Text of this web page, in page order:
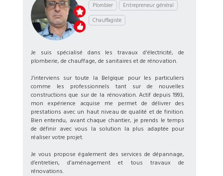
Plombier
Entrepreneur général
Chauffagiste
Je suis spécialisé dans les travaux d'électricité, de
plomberie, de chauffage, de sanitaires et de rénovation.
J’interviens sur toute la Belgique pour les particuliers
comme les professionnels tant sur de nouvelles
constructions que sur de la rénovation. Actif depuis 1993,
mon expérience acquise me permet de délivrer des
prestations avec un haut niveau de qualité et de finition.
Bien entendu, avant chaque chantier, je prends le temps
de définir avec vous la solution la plus adaptée pour
réaliser votre projet.
Je vous propose également des services de dépannage,
d’entretien, d’aménagement et tous travaux de
rénovations.